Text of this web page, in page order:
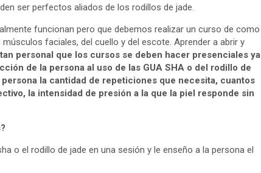
ser perfectos aliados de los rodillos de jade.
funcionan pero que debemos realizar un curso de como
faciales, del cuello y del escote. Aprender a abrir y
personal que los cursos se deben hacer presenciales ya
de la persona al uso de las GUA SHA o del rodillo de
la cantidad de repeticiones que necesita, cuantos
la intensidad de presión a la que la piel responde sin
o el rodillo de jade en una sesión y le enseño a la persona el